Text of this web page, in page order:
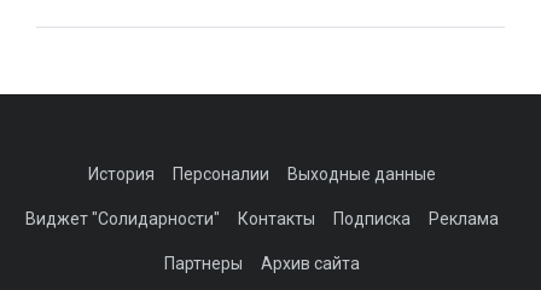
История Персоналии Выходные данные
Виджет "Солидарности" Контакты Подписка Реклама
Партнеры Архив сайта